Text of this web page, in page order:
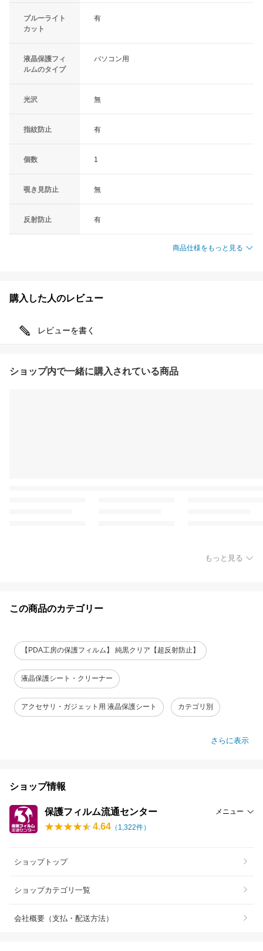
ブルーライト
カット
有
液晶保護フィ
ルムのタイプ
パソコン用
光沢 無
指紋防止 有
個数 1
覗き見防止 無
反射防止 有
商品仕様をもっと見る
購入した人のレビュー
レビューを書く
ショップ内で一緒に購入されている商品
もっと見る
この商品のカテゴリー
【PDA工房の保護フィルム】 純黒クリア【超反射防止】
液晶保護シート・クリーナー
アクセサリ・ガジェット用 液晶保護シート カテゴリ別
さらに表示
ショップ情報
保護フィルム流通センター メニュー
4.64 （ 1,322件）
ショップトップ
ショップカテゴリ一覧
会社概要（支払・配送方法）